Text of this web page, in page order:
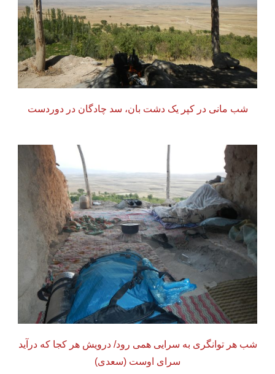
شب مانی در کپر یک دشت بان، سد چادگان در دوردست
شب هر توانگری به سرایی همی رود/ درویش هر کجا که درآید
سرای اوست (سعدی)